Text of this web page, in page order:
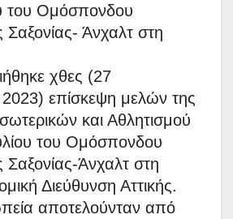
του Ομόσπονδου
Σαξονίας- Άνχαλτ στη
χθες (27
2023) επίσκεψη μελών της
και Αθλητισμού
του Ομόσπονδου
Σαξονίας-Άνχαλτ στη
Διεύθυνση Αττικής.
αποτελούνταν από